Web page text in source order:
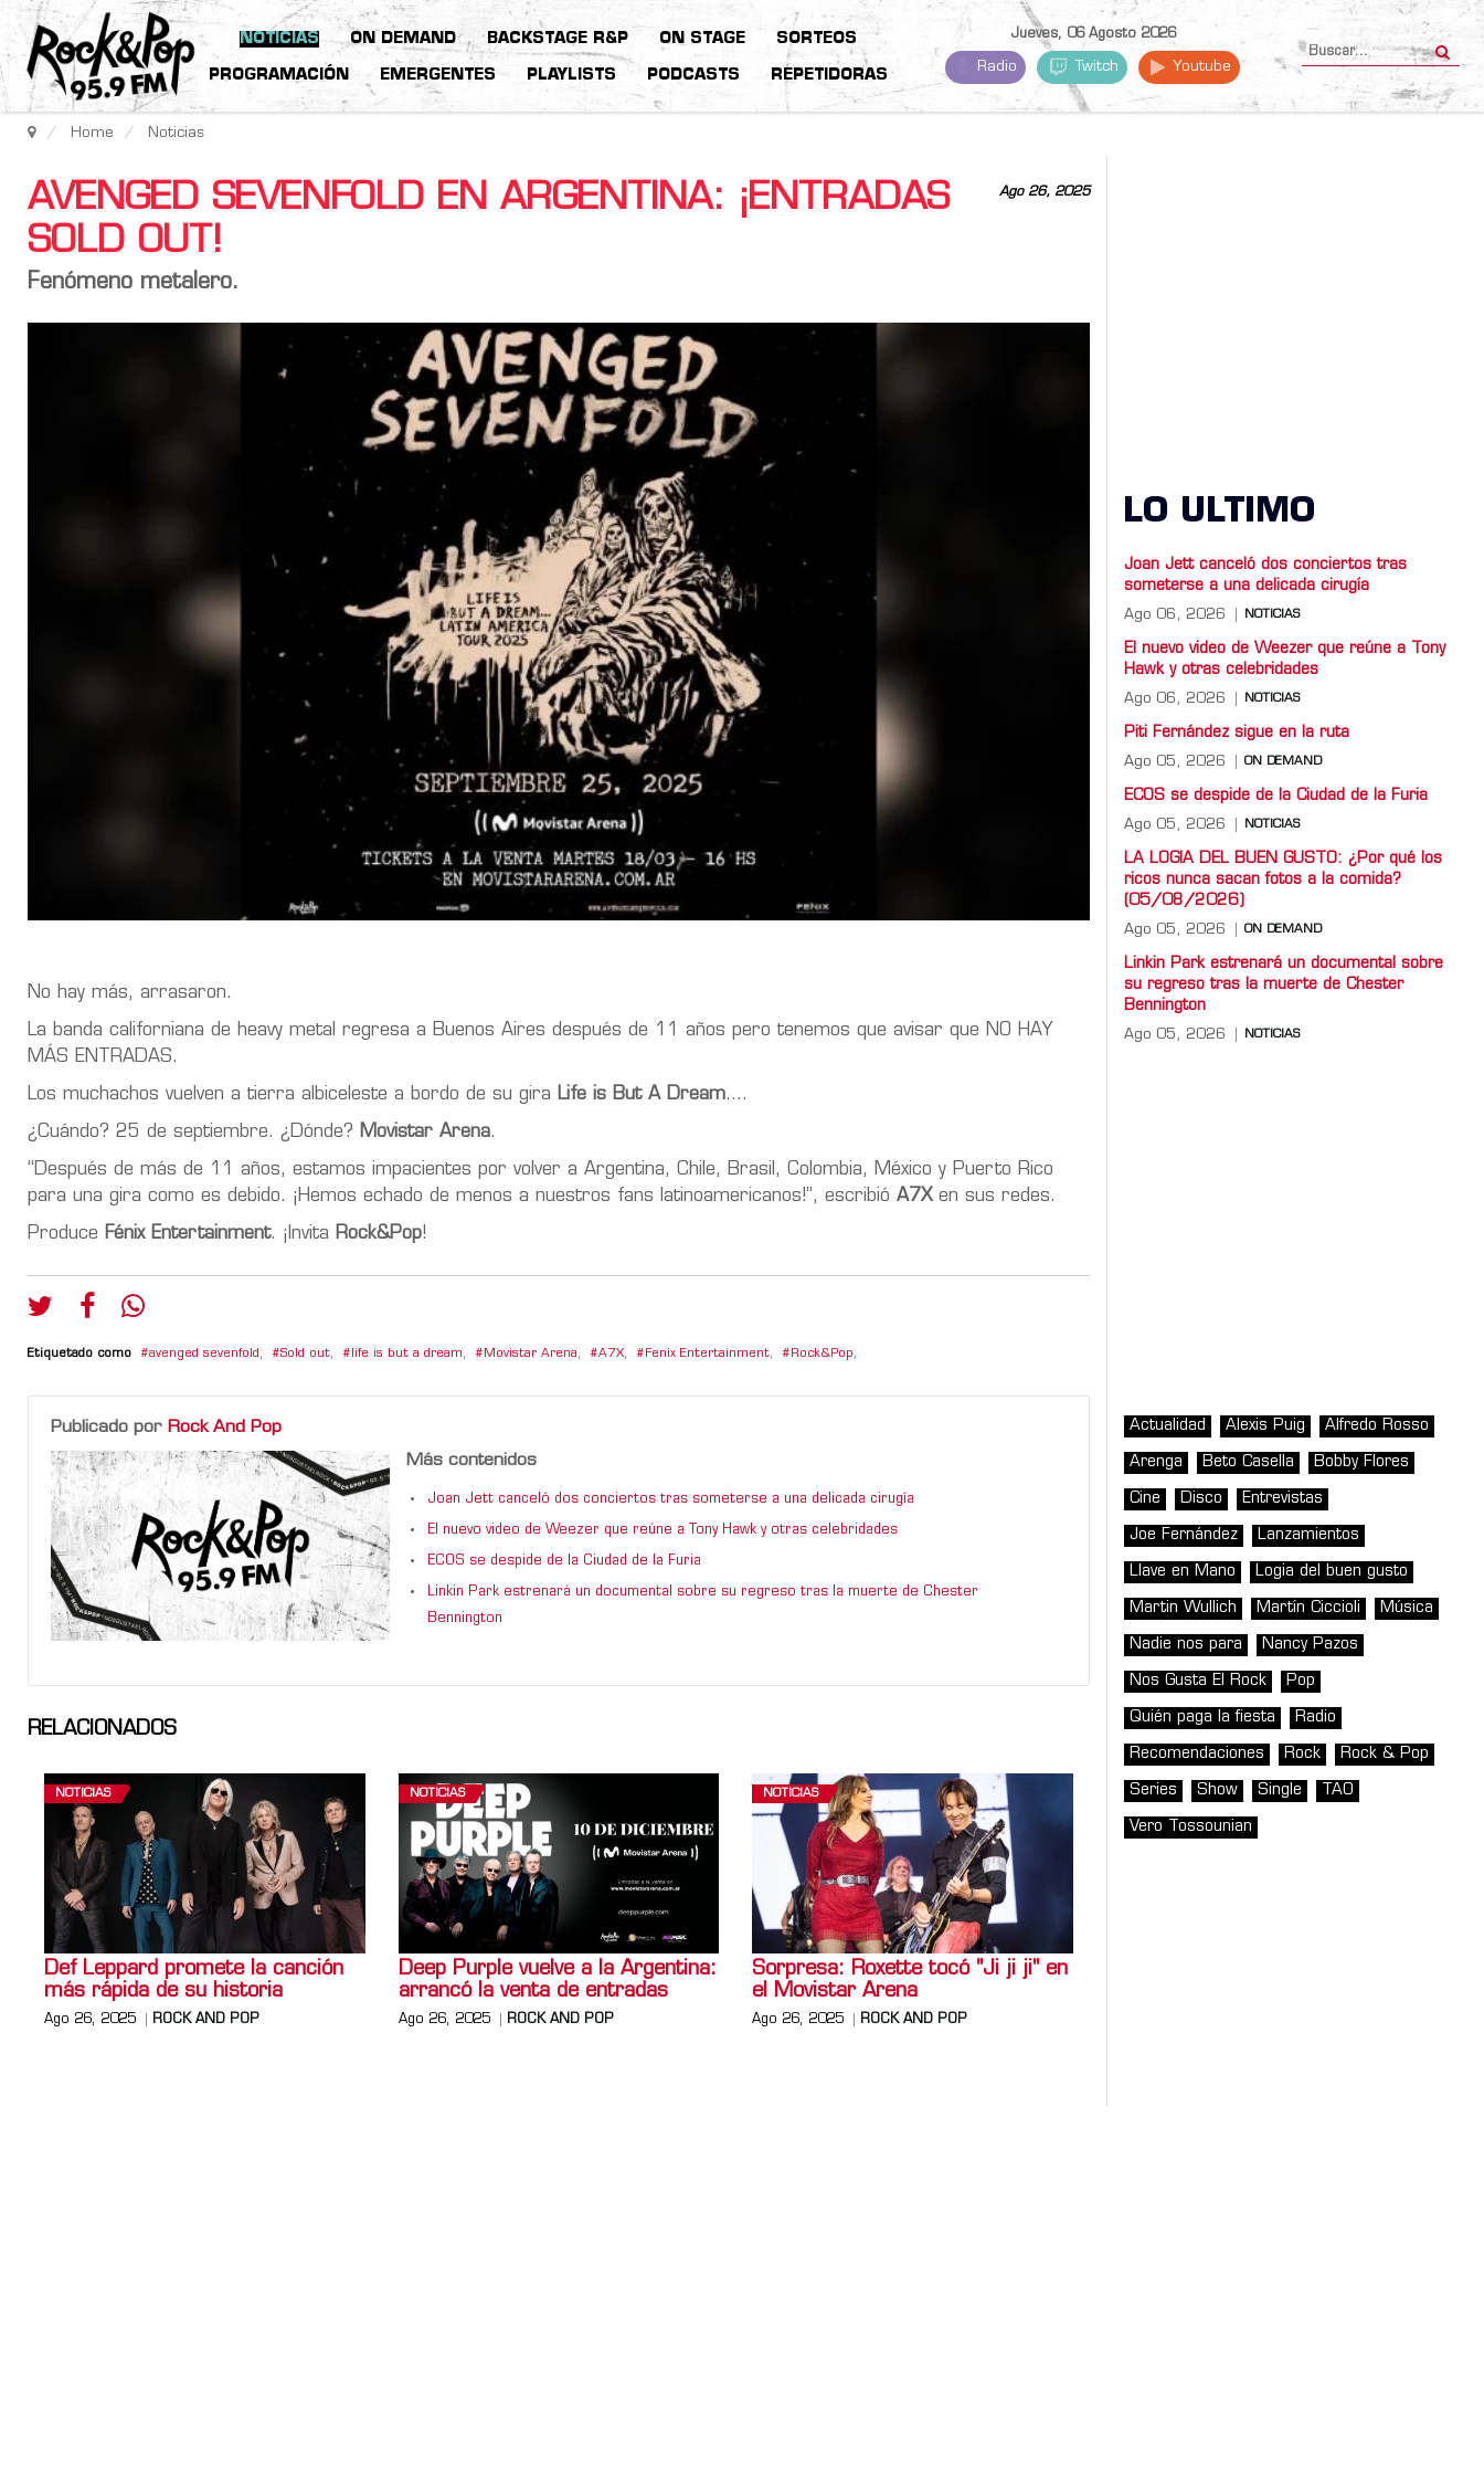
NOTICIAS ON DEMAND BACKSTAGE R&P ON STAGE SORTEOS
PROGRAMACIÓN EMERGENTES PLAYLISTS PODCASTS REPETIDORAS
Jueves, 06 Agosto 2026
Radio Twitch Youtube
Home Noticias
Ago 26, 2025
AVENGED SEVENFOLD EN ARGENTINA: ¡ENTRADAS
SOLD OUT!
Fenómeno metalero.
No hay más, arrasaron.
La banda californiana de heavy metal regresa a Buenos Aires después de 11 años pero tenemos que avisar que NO HAY
MÁS ENTRADAS.
Los muchachos vuelven a tierra albiceleste a bordo de su gira Life is But A Dream….
¿Cuándo? 25 de septiembre. ¿Dónde? Movistar Arena.
“Después de más de 11 años, estamos impacientes por volver a Argentina, Chile, Brasil, Colombia, México y Puerto Rico
para una gira como es debido. ¡Hemos echado de menos a nuestros fans latinoamericanos!”, escribió A7Xen sus redes.
Produce Fénix Entertainment. ¡Invita Rock&Pop!
Etiquetado como avenged sevenfold , Sold out, life is but a dream, Movistar Arena, A7X, Fenix Entertainment, Rock&Pop,
Publicado por Rock And Pop
Más contenidos
Joan Jett canceló dos conciertos tras someterse a una delicada cirugía
El nuevo video de Weezer que reúne a Tony Hawk y otras celebridades
ECOS se despide de la Ciudad de la Furia
Linkin Park estrenará un documental sobre su regreso tras la muerte de Chester
Bennington
RELACIONADOS
NOTICIAS
Def Leppard promete la canción
más rápida de su historia
Ago 26, 2025 ROCK AND POP
NOTICIAS
Deep Purple vuelve a la Argentina:
arrancó la venta de entradas
Ago 26, 2025 ROCK AND POP
NOTICIAS
Sorpresa: Roxette tocó "Ji ji ji" en
el Movistar Arena
Ago 26, 2025 ROCK AND POP
LO ULTIMO
Joan Jett canceló dos conciertos tras
someterse a una delicada cirugía
Ago 06, 2026 NOTICIAS
El nuevo video de Weezer que reúne a Tony
Hawk y otras celebridades
Ago 06, 2026 NOTICIAS
Piti Fernández sigue en la ruta
Ago 05, 2026 ON DEMAND
ECOS se despide de la Ciudad de la Furia
Ago 05, 2026 NOTICIAS
LA LOGIA DEL BUEN GUSTO: ¿Por qué los
ricos nunca sacan fotos a la comida?
(05/08/2026)
Ago 05, 2026 ON DEMAND
Linkin Park estrenará un documental sobre
su regreso tras la muerte de Chester
Bennington
Ago 05, 2026 NOTICIAS
Actualidad Alexis Puig Alfredo Rosso
Arenga Beto Casella Bobby Flores
Cine Disco Entrevistas
Joe Fernández Lanzamientos
Llave en Mano Logia del buen gusto
Martin Wullich Martín Ciccioli Música
Nadie nos para Nancy Pazos
Nos Gusta El Rock Pop
Quién paga la fiesta Radio
Recomendaciones Rock Rock & Pop
Series Show Single TAO
Vero Tossounian